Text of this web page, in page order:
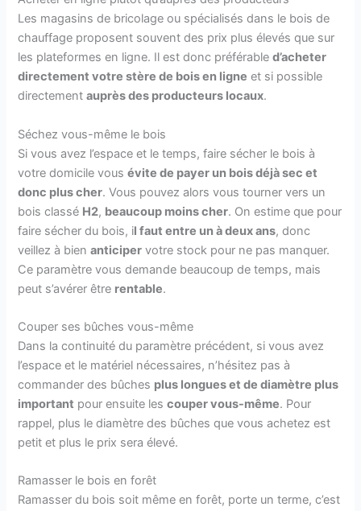
Les magasins de bricolage ou spécialisés dans le bois de
chauffage proposent souvent des prix plus élevés que sur
les plateformes en ligne. Il est donc préférabled’acheter
directement votre stère de bois en ligne et si possible
directementauprès des producteurs locaux.
Séchez vous-même le bois
Si vous avez l’espace et le temps, faire sécher le bois à
votre domicile vousévite de payer un bois déjà sec et
donc plus cher. Vous pouvez alors vous tourner vers un
bois classé H2, beaucoup moins cher. On estime que pour
faire sécher du bois, il faut entre un à deux ans, donc
veillez à bienanticiper votre stock pour ne pas manquer.
Ce paramètre vous demande beaucoup de temps, mais
peut s’avérer être rentable.
Couper ses bûches vous-même
Dans la continuité du paramètre précédent, si vous avez
l’espace et le matériel nécessaires, n’hésitez pas à
commander des bûches plus longues et de diamètre plus
important pour ensuite lescouper vous-même. Pour
rappel, plus le diamètre des bûches que vous achetez est
petit et plus le prix sera élevé.
Ramasser le bois en forêt
Ramasser du bois soit même en forêt, porte un terme, c’est